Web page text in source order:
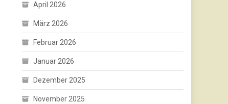
April 2026
März 2026
Februar 2026
Januar 2026
Dezember 2025
November 2025